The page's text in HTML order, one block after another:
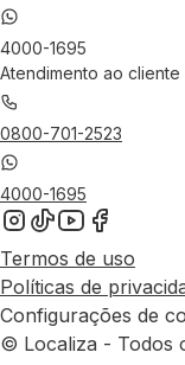
4000-1695
Atendimento ao cliente
0800-701-2523
4000-1695
Termos de uso
Políticas de
Configurações de
© Localiza - Todos